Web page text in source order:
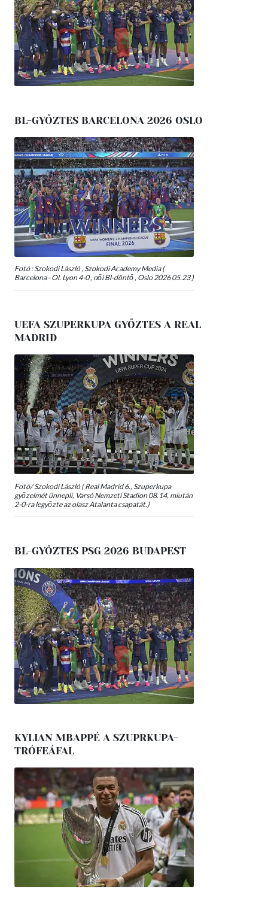
BL-GYŐZTES BARCELONA 2026 OSLO
Fotó : Szokodi László , Szokodi Academy Media (
Barcelona - Ol. Lyon 4-0 , női Bl-döntő , Oslo 2026 05.23 )
UEFA SZUPERKUPA GYŐZTES A REAL
MADRID
Fotó/ Szokodi László ( Real Madrid 6., Szuperkupa
győzelmét ünnepli, Varsó Nemzeti Stadion 08.14, miután
2-0-ra legyőzte az olasz Atalanta csapatát.)
BL-GYŐZTES PSG 2026 BUDAPEST
KYLIAN MBAPPÉ A SZUPRKUPA-
TRÓFEÁFAL